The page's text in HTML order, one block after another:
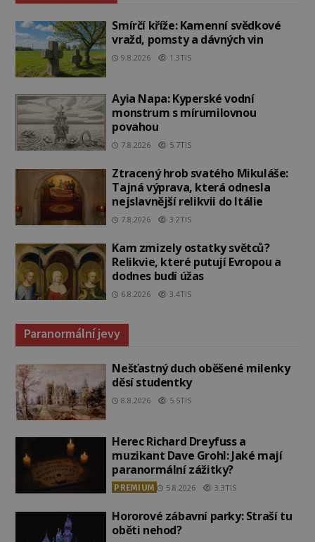
Smírčí kříže: Kamenní svědkové
vražd, pomsty a dávných vin
9.8.2026 1.3TIS
Ayia Napa: Kyperské vodní
monstrum s mírumilovnou
povahou
7.8.2026 5.7TIS
Ztracený hrob svatého Mikuláše:
Tajná výprava, která odnesla
nejslavnější relikvii do Itálie
7.8.2026 3.2TIS
Kam zmizely ostatky světců?
Relikvie, které putují Evropou a
dodnes budí úžas
6.8.2026 3.4TIS
Paranormální jevy
Nešťastný duch oběšené milenky
děsí studentky
8.8.2026 5.5TIS
Herec Richard Dreyfuss a
muzikant Dave Grohl: Jaké mají
paranormální zážitky?
PREMIUM 5.8.2026 3.3TIS
Hororové zábavní parky: Straší tu
oběti nehod?